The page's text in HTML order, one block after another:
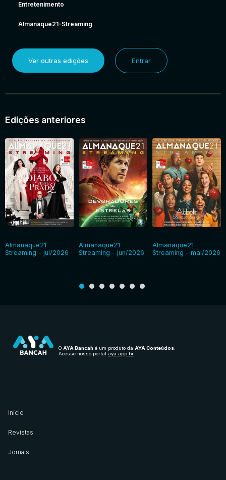
Entretenimento
Almanaque21-Streaming
Ver outras edições Entrar
Edições anteriores
Almanaque21-
Streaming - jul/2026
Almanaque21-
Streaming - jun/2026
Almanaque21-
Streaming - mai/2026
O AYA Bancah é um produto da AYA Conteúdos
Acesse nosso portal aya.app.br
Início
Revistas
Jornais